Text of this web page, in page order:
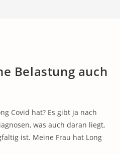
Belastung auch
Covid hat? Es gibt ja nach
was auch daran liegt,
ist. Meine Frau hat Long